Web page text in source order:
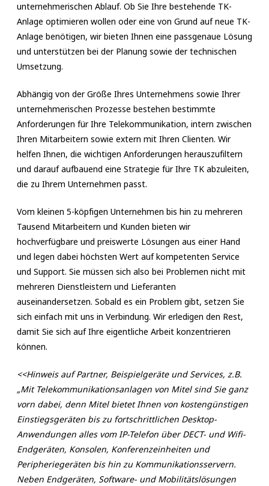
unternehmerischen Ablauf. Ob Sie Ihre bestehende TK-
Anlage optimieren wollen oder eine von Grund auf neue TK-
Anlage benötigen, wir bieten Ihnen eine passgenaue Lösung
und unterstützen bei der Planung sowie der technischen
Umsetzung.
Abhängig von der Größe Ihres Unternehmens sowie Ihrer
unternehmerischen Prozesse bestehen bestimmte
Anforderungen für Ihre Telekommunikation, intern zwischen
Ihren Mitarbeitern sowie extern mit Ihren Clienten. Wir
helfen Ihnen, die wichtigen Anforderungen herauszufiltern
und darauf aufbauend eine Strategie für Ihre TK abzuleiten,
die zu Ihrem Unternehmen passt.
Vom kleinen 5-köpfigen Unternehmen bis hin zu mehreren
Tausend Mitarbeitern und Kunden bieten wir
hochverfügbare und preiswerte Lösungen aus einer Hand
und legen dabei höchsten Wert auf kompetenten Service
und Support. Sie müssen sich also bei Problemen nicht mit
mehreren Dienstleistern und Lieferanten
auseinandersetzen. Sobald es ein Problem gibt, setzen Sie
sich einfach mit uns in Verbindung. Wir erledigen den Rest,
damit Sie sich auf Ihre eigentliche Arbeit konzentrieren
können.
<<Hinweis auf Partner, Beispielgeräte und Services, z.B.
„Mit Telekommunikationsanlagen von Mitel sind Sie ganz
vorn dabei, denn Mitel bietet Ihnen von kostengünstigen
Einstiegsgeräten bis zu fortschrittlichen Desktop-
Anwendungen alles vom IP-Telefon über DECT- und Wifi-
Endgeräten, Konsolen, Konferenzeinheiten und
Peripheriegeräten bis hin zu Kommunikationsservern.
Neben Endgeräten, Software- und Mobilitätslösungen